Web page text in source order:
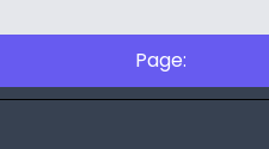
Page: